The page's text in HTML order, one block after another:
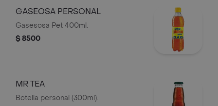
GASEOSA PERSONAL
Gasesosa Pet 400ml.
$ 8500
MR TEA
Botella personal (300ml).